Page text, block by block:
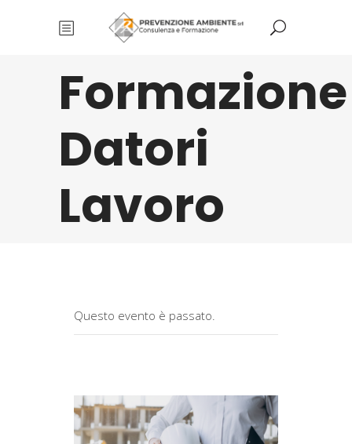
Formazione
Datori
Lavoro
Questo evento è passato.